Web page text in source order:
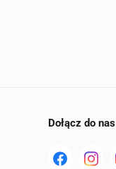
Dołącz do nas
tst